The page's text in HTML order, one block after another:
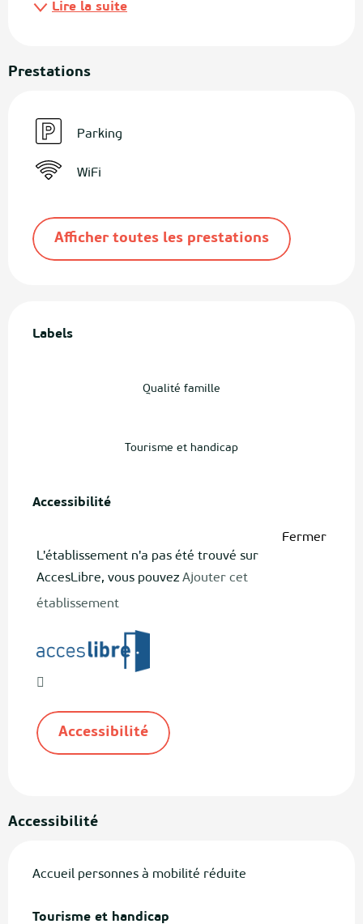
Lire la suite
Prestations
Parking
WiFi
Afficher toutes les prestations
Labels
Labels
Qualité famille
Tourisme et handicap
Accessibilité
Fermer
L'établissement n'a pas été trouvé sur
AccesLibre, vous pouvez Ajouter cet
établissement
Accessibilité
Accessibilité
Accueil personnes à mobilité réduite
Tourisme et handicap
Tourisme et handicap